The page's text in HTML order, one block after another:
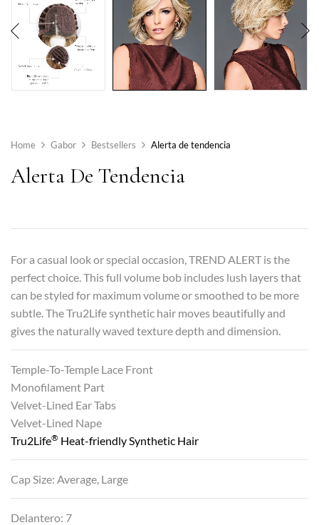
Home Gabor Bestsellers Alerta de tendencia
Alerta De Tendencia
For a casual look or special occasion, TREND ALERT is the
perfect choice. This full volume bob includes lush layers that
can be styled for maximum volume or smoothed to be more
subtle. The Tru2Life synthetic hair moves beautifully and
gives the naturally waved texture depth and dimension.
Temple-To-Temple Lace Front
Monofilament Part
Velvet-Lined Ear Tabs
Velvet-Lined Nape
Tru2Life® Heat-friendly Synthetic Hair
Cap Size: Average, Large
Delantero: 7